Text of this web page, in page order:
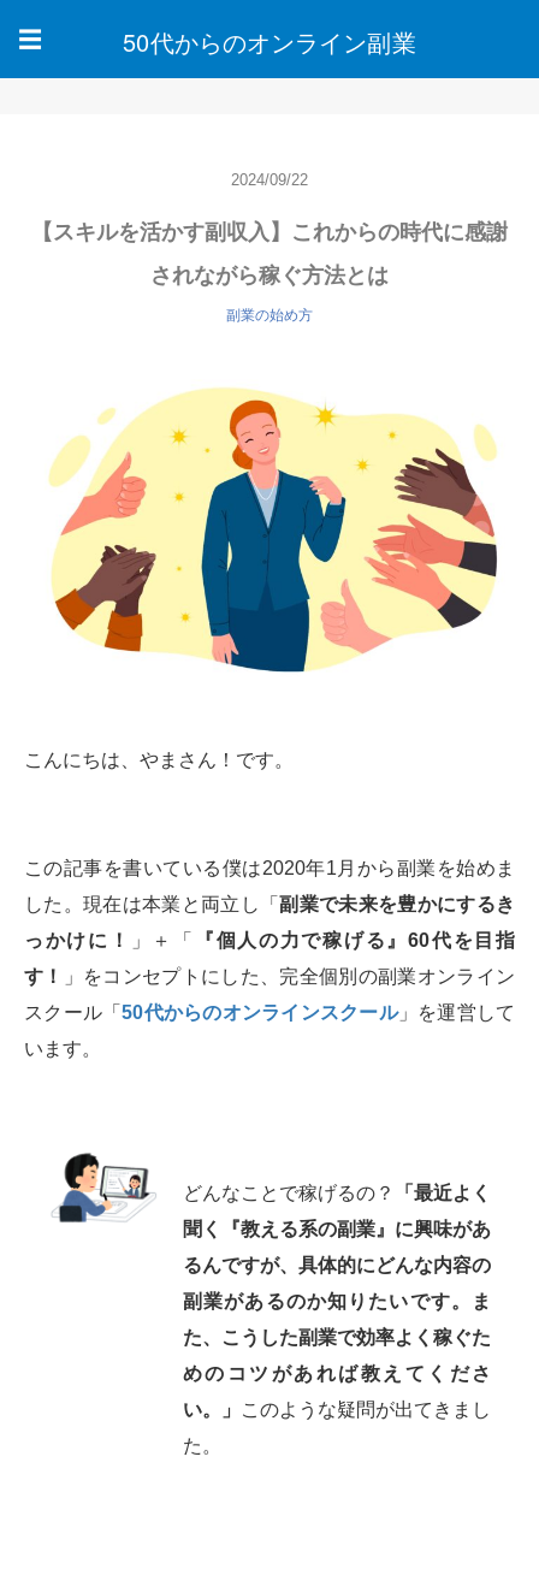
☰ 50代からのオンライン副業
2024/09/22
【スキルを活かす副収入】これからの時代に感謝
されながら稼ぐ方法とは
副業の始め方
こんにちは、やまさん！です。
この記事を書いている僕は2020年1月から副業を始めま
した。現在は本業と両立し「副業で未来を豊かにするき
っかけに！
」＋「
『個人の力で稼げる』60代を目指
す！
」をコンセプトにした、完全個別の副業オンライン
スクール「50代からのオンラインスクール」を運営して
います。
どんなことで稼げるの？
「最近よく
聞く『教える系の副業』に興味があ
るんですが、具体的にどんな内容の
副業があるのか知りたいです。ま
た、こうした副業で効率よく稼ぐた
めのコツがあれば教えてくださ
い。」
このような疑問が出てきまし
た。